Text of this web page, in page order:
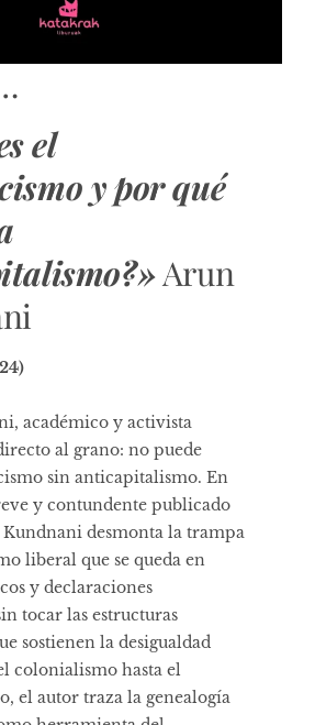
el
y por qué
Arun
académico y activista
al grano: no puede
sin anticapitalismo. En
y contundente publicado
desmonta la trampa
liberal que se queda en
y declaraciones
tocar las estructuras
sostienen la desigualdad
colonialismo hasta el
el autor traza la genealogía